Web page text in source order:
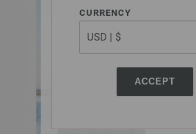
CURRENCY
ACCEPT